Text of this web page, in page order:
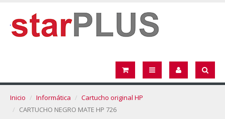
Inicio Informática
Cartucho original HP
CARTUCHO NEGRO MATE HP 726